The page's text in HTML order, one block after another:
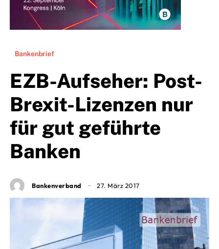
Bankenbrief
EZB-Aufseher: Post-
Brexit-Lizenzen nur
für gut geführte
Banken
Bankenverband 27. März 2017